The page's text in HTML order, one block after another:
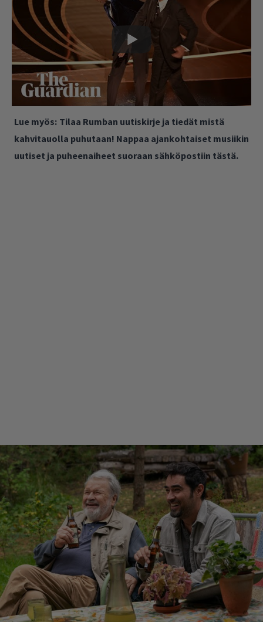
Lue myös: Tilaa Rumban uutiskirje ja tiedät mistä
kahvitauolla puhutaan! Nappaa ajankohtaiset musiikin
uutiset ja puheenaiheet suoraan sähköpostiin tästä.